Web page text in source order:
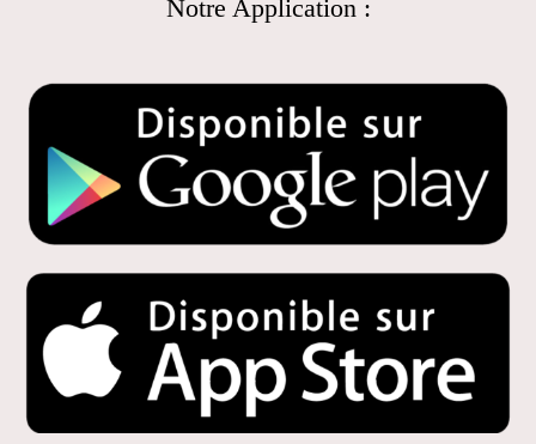
Notre Application :